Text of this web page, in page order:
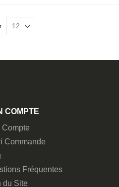
COMPTE
Compte
Commande
Fréquentes
du Site